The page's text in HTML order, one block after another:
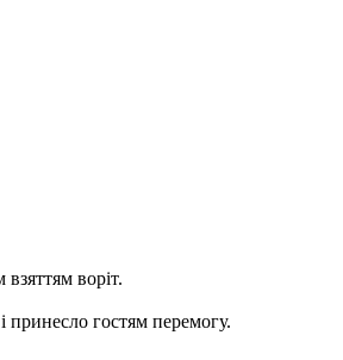
воріт.
принесло гостям перемогу.